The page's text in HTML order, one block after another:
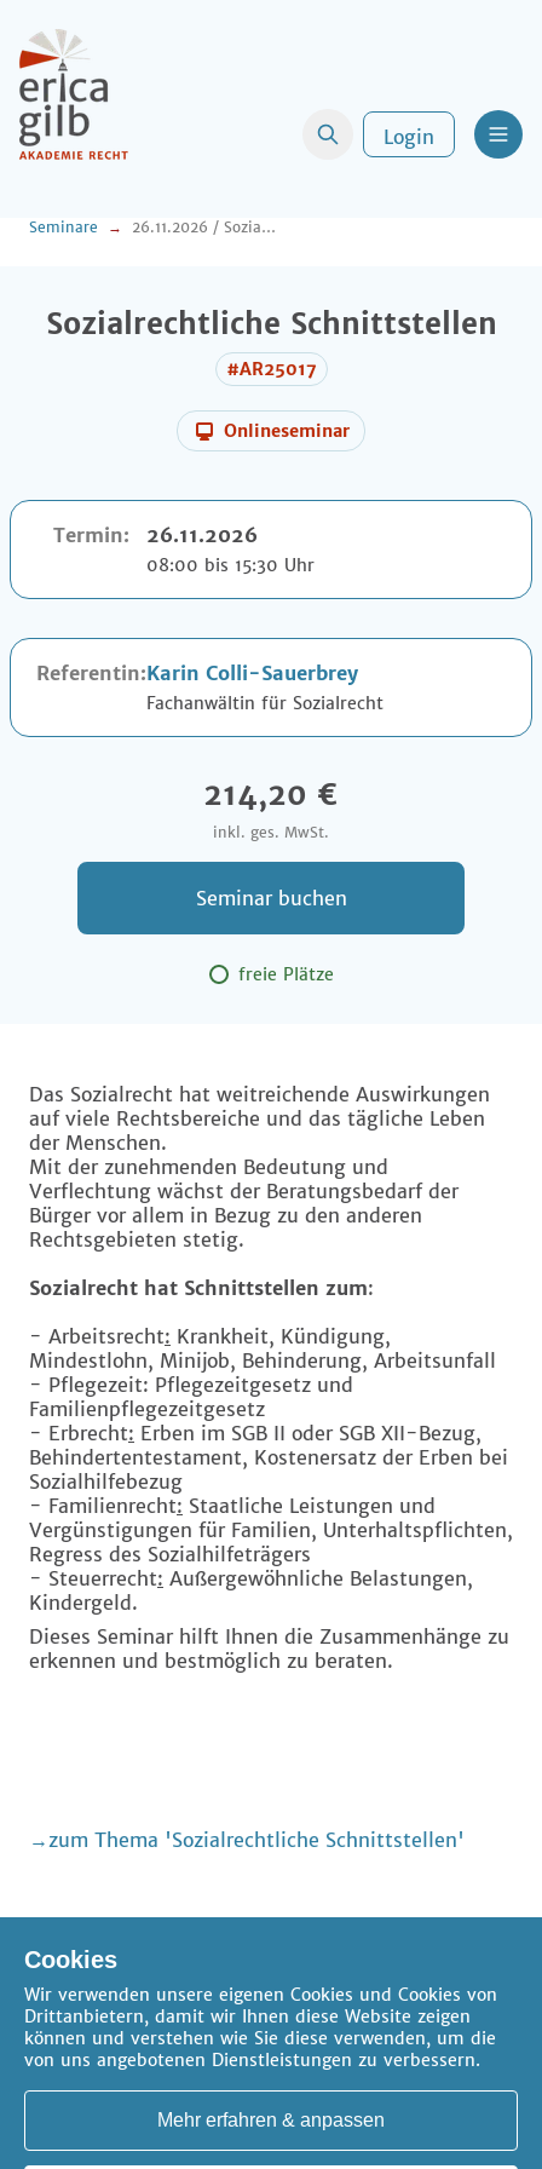
Login
Seminare 26.11.2026 / Sozialrechtliche Schnittstellen
Sozialrechtliche Schnittstellen
#AR25017
Onlineseminar
Termin: 26.11.2026
08:00 bis 15:30 Uhr
Referentin:Karin Colli-Sauerbrey
Fachanwältin für Sozialrecht
214,20 €
inkl. ges. MwSt.
Seminar buchen
freie Plätze
Das Sozialrecht hat weitreichende Auswirkungen
auf viele Rechtsbereiche und das tägliche Leben
der Menschen.
Mit der zunehmenden Bedeutung und
Verflechtung wächst der Beratungsbedarf der
Bürger vor allem in Bezug zu den anderen
Rechtsgebieten stetig.
Sozialrecht hat Schnittstellen zum:
- Arbeitsrecht: Krankheit, Kündigung,
Mindestlohn, Minijob, Behinderung, Arbeitsunfall
- Pflegezeit: Pflegezeitgesetz und
Familienpflegezeitgesetz
- Erbrecht: Erben im SGB II oder SGB XII-Bezug,
Behindertentestament, Kostenersatz der Erben bei
Sozialhilfebezug
- Familienrecht: Staatliche Leistungen und
Vergünstigungen für Familien, Unterhaltspflichten,
Regress des Sozialhilfeträgers
- Steuerrecht: Außergewöhnliche Belastungen,
Kindergeld.
Dieses Seminar hilft Ihnen die Zusammenhänge zu
erkennen und bestmöglich zu beraten.
zum Thema 'Sozialrechtliche Schnittstellen'
AGB Impressum
Cookie-Einstellungen
erica gilb
Cookies
Wir verwenden unsere eigenen Cookies und Cookies von
Drittanbietern, damit wir Ihnen diese Website zeigen
können und verstehen wie Sie diese verwenden, um die
von uns angebotenen Dienstleistungen zu verbessern.
Mehr erfahren & anpassen